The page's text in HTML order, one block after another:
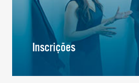
Inscrições